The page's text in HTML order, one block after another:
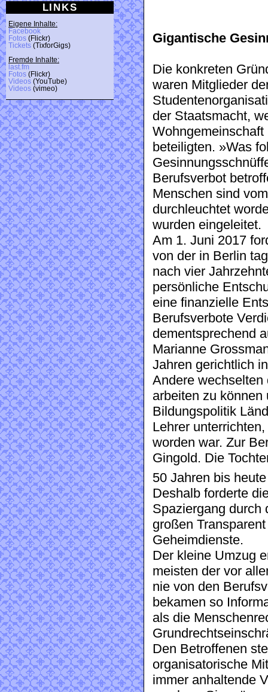
LINKS
Eigene Inhalte:
Facebook
Fotos (Flickr)
Tickets (TixforGigs)
Fremde Inhalte:
last.fm
Fotos (Flickr)
Videos (YouTube)
Videos (vimeo)
Gigantische
Die konkreten
waren Mitglieder
der Staatsmacht,
beteiligten. »Was
Berufsverbot
Menschen sind
durchleuchtet
wurden eingeleitet.
Am 1. Juni 2017
von der in Berlin
nach vier
persönliche
eine finanzielle
Berufsverbote
dementsprechend
Marianne
Jahren gerichtlich
Andere
arbeiten zu können
Bildungspolitik
Lehrer
worden war. Zur
Gingold. Die
50 Jahren bis
Deshalb forderte
Spaziergang durch
großen
Geheimdienste.
Der kleine Umzug
meisten der vor
nie von den
bekamen so
als die
Den Betroffenen
organisatorische
immer anhaltende